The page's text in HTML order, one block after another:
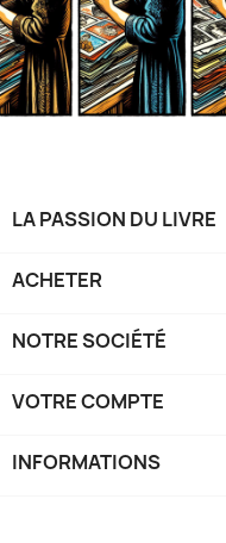
LA PASSION DU LIVRE
ACHETER
NOTRE SOCIÉTÉ
VOTRE COMPTE
INFORMATIONS